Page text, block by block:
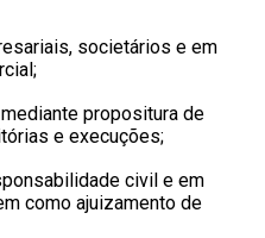
societários e em
propositura de
e execuções;
civil e em
como ajuizamento de